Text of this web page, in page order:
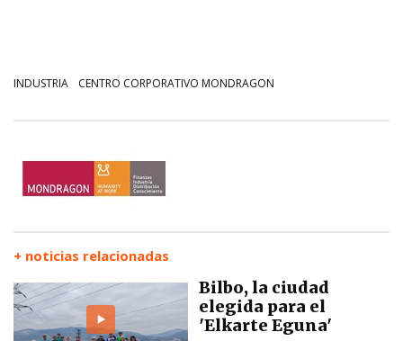
INDUSTRIA CENTRO CORPORATIVO MONDRAGON
+ noticias relacionadas
Bilbo, la ciudad
elegida para el
'Elkarte Eguna'